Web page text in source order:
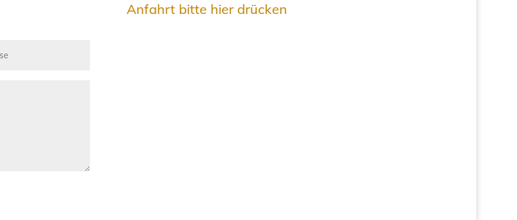
Anfahrt bitte hier drücken